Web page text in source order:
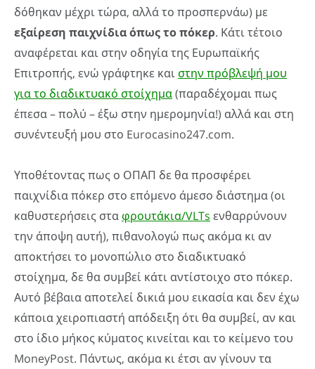
δόθηκαν μέχρι τώρα, αλλά το προσπερνάω) με
εξαίρεση παιχνίδια όπως το πόκερ. Κάτι τέτοιο
αναφέρεται και στην οδηγία της Ευρωπαϊκής
Επιτροπής, ενώ γράφτηκε καιστην πρόβλεψή μου
για το διαδικτυακό στοίχημα(παραδέχομαι πως
έπεσα – πολύ – έξω στην ημερομηνία!) αλλά και στη
συνέντευξή μου στο Eurocasino247.com.
Υποθέτοντας πως ο ΟΠΑΠ δε θα προσφέρει
παιχνίδια πόκερ στο επόμενο άμεσο διάστημα (οι
καθυστερήσεις σταφρουτάκια/VLTs ενθαρρύνουν
την άποψη αυτή), πιθανολογώ πως ακόμα κι αν
αποκτήσει το μονοπώλιο στο διαδικτυακό
στοίχημα, δε θα συμβεί κάτι αντίστοιχο στο πόκερ.
Αυτό βέβαια αποτελεί δικιά μου εικασία και δεν έχω
κάποια χειροπιαστή απόδειξη ότι θα συμβεί, αν και
στο ίδιο μήκος κύματος κινείται και το κείμενο του
MoneyPost. Πάντως, ακόμα κι έτσι αν γίνουν τα